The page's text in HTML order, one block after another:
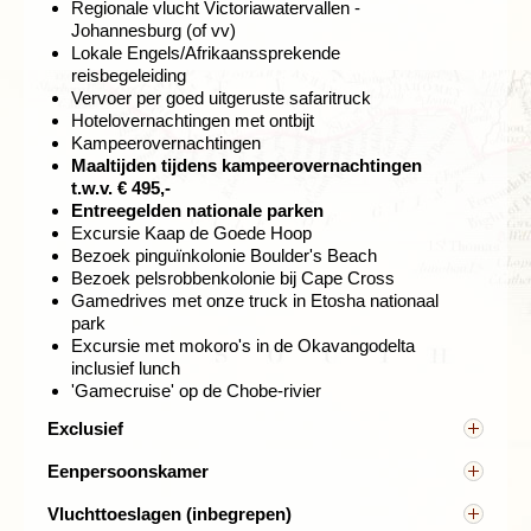
Onderweg doen we enkele schilderachtige plaatsjes
aan, zoals Houtbaai en Simon's Town. Het nabijgelegen
plaatsje Boulder's Beach staat bekend om de
aanwezigheid van een kolonie schattige pinguïns.
Kaap de Goede Hoop
vele dieren en een begroeiing die typerend is voor deze
streek, het zogenaamde 'fynbos'. Op de meest
Regionale vlucht Victoriawatervallen -
Johannesburg (of vv)
Lokale Engels/Afrikaanssprekende
reisbegeleiding
Vervoer per goed uitgeruste safaritruck
Hotelovernachtingen met ontbijt
Kampeerovernachtingen
Maaltijden tijdens kampeerovernachtingen
t.w.v. € 495,-
Entreegelden nationale parken
Excursie Kaap de Goede Hoop
Bezoek pinguïnkolonie Boulder's Beach
Bezoek pelsrobbenkolonie bij Cape Cross
Gamedrives met onze truck in Etosha nationaal
park
Excursie met mokoro's in de Okavangodelta
inclusief lunch
'Gamecruise' op de Chobe-rivier
Exclusief
facultatieve excursies, fooien, persoonlijke uitgaven,
Reserveringskosten € 25,-, bij 2 of meer personen €
Eenpersoonskamer
alleenreizenden van hetzelfde geslacht. Wil je niet
Vluchttoeslagen (inbegrepen)